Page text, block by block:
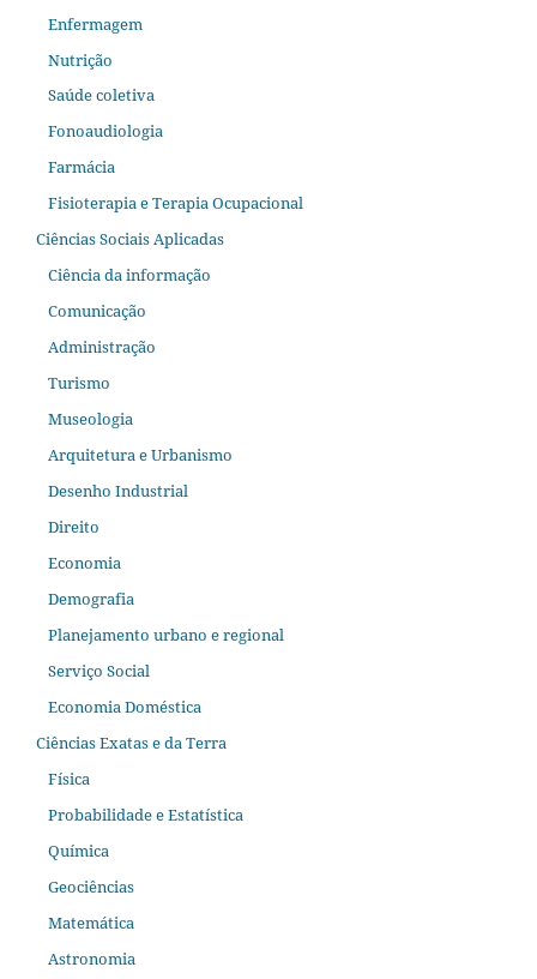
Enfermagem
Nutrição
Saúde coletiva
Fonoaudiologia
Farmácia
Fisioterapia e Terapia Ocupacional
Ciências Sociais Aplicadas
Ciência da informação
Comunicação
Administração
Turismo
Museologia
Arquitetura e Urbanismo
Desenho Industrial
Direito
Economia
Demografia
Planejamento urbano e regional
Serviço Social
Economia Doméstica
Ciências Exatas e da Terra
Física
Probabilidade e Estatística
Química
Geociências
Matemática
Astronomia